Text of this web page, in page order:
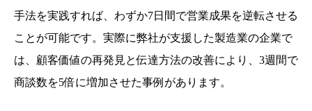
手法を実践すれば、わずか7日間で営業成果を逆転させる
ことが可能です。実際に弊社が支援した製造業の企業で
は、顧客価値の再発見と伝達方法の改善により、3週間で
商談数を5倍に増加させた事例があります。